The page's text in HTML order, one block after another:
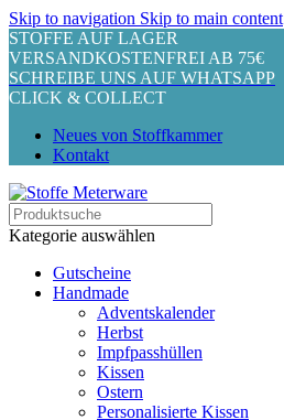
Skip to navigation Skip to main content
STOFFE AUF LAGER
VERSANDKOSTENFREI AB 75€
SCHREIBE UNS AUF WHATSAPP
CLICK & COLLECT
Neues von Stoffkammer
Kontakt
Kategorie auswählen
Gutscheine
Handmade
Adventskalender
Herbst
Impfpasshüllen
Kissen
Ostern
Personalisierte Kissen